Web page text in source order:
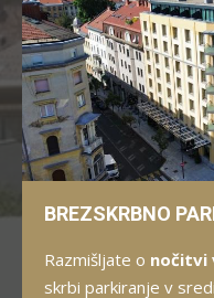
BREZSKRBNO
Razmišljate o nočitvi
skrbi parkiranje v